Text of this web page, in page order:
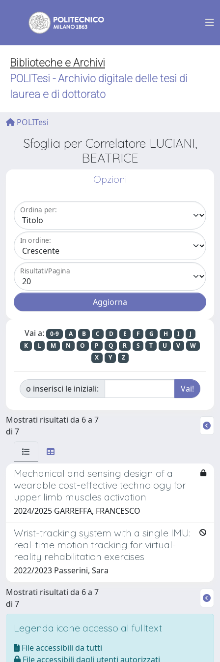
Biblioteche e Archivi
POLITesi - Archivio digitale delle tesi di
laurea e di dottorato
POLITesi
Sfoglia per Correlatore LUCIANI,
BEATRICE
Opzioni
Ordina per:
In ordine:
Risultati/Pagina
Vai a: 0-9 A B C D E F G H I
J
K
L M N O P Q R S T U V
W
X
Y Z
o inserisci le iniziali:
Mostrati risultati da 6 a 7
di 7
Mechanical and sensing design of a
wearable cost-effective technology for
upper limb muscles activation
2024/2025 GARREFFA, FRANCESCO
Wrist-tracking system with a single IMU:
real-time motion tracking for virtual-
reality rehabilitation exercises
2022/2023 Passerini, Sara
Mostrati risultati da 6 a 7
di 7
Legenda icone accesso al fulltext
File accessibili da tutti
File accessibili dagli utenti autorizzati